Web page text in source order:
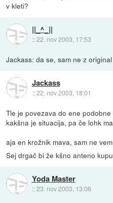
v kleti?
||_^_||
::22. nov 2003, 17:53
Jackass: da se, sam ne z
Jackass
::22. nov 2003, 18:01
Tle je povezava do ene
kakšna je situacija, pa če lohk
aja en krožnik mava, sam ne
Sej drgač bi že kšno anteno
Yoda Master
::23. nov 2003, 13:06